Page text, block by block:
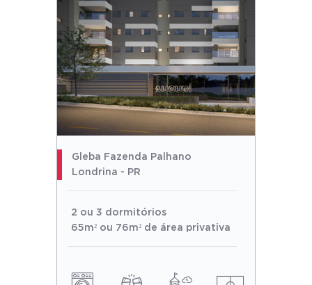
Gleba Fazenda Palhano
Londrina - PR
2 ou 3 dormitórios
65m² ou 76m² de área privativa